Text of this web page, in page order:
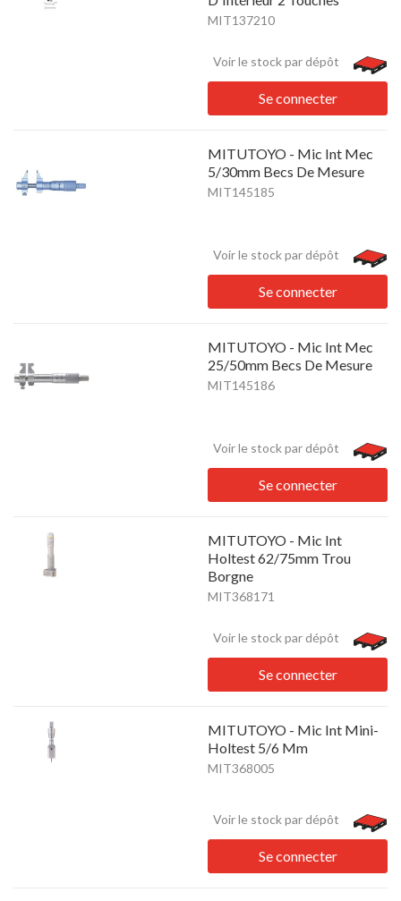
MIT137210
Voir le stock par dépôt
Se connecter
MITUTOYO - Mic Int Mec
5/30mm Becs De Mesure
MIT145185
Voir le stock par dépôt
Se connecter
MITUTOYO - Mic Int Mec
25/50mm Becs De Mesure
MIT145186
Voir le stock par dépôt
Se connecter
MITUTOYO - Mic Int
Holtest 62/75mm Trou
Borgne
MIT368171
Voir le stock par dépôt
Se connecter
MITUTOYO - Mic Int Mini-
Holtest 5/6 Mm
MIT368005
Voir le stock par dépôt
Se connecter